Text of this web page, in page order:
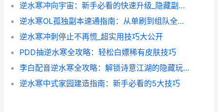
逆水寒冲向宇宙：新手必看的快速升级_隐藏副本全攻略
逆水寒OL孤独副本速通指南：从单刷到组队全解析
逆水寒冲刺停止不再慌_超实用技巧大公开
PDD抽逆水寒全攻略：轻松白嫖稀有皮肤技巧
李白配音逆水寒全攻略：解锁诗意江湖的隐藏玩法
逆水寒中式家园建造指南：新手必看的5大技巧